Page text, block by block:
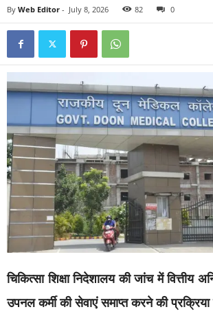
By Web Editor - July 8, 2026 82 0
चिकित्सा शिक्षा निदेशालय की जांच में वित्तीय
उपनल कर्मी की सेवाएं समाप्त करने की